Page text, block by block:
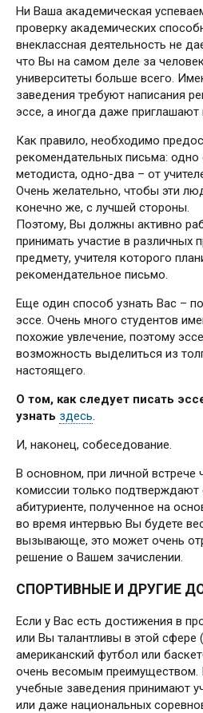
Ни Ваша академическая
проверку академических
внеклассная деятельность не
что Вы на самом деле за
университеты больше всего.
заведения требуют написания
эссе, а иногда даже приглашают
Как правило, необходимо
рекомендательных письма: одно
методиста, одно-два – от
Очень желательно, чтобы эти
конечно же, с лучшей стороны.
Поэтому, Вы должны активно
принимать участие в различных
предмету, учителя которого
рекомендательное письмо.
Еще один способ узнать Вас –
эссе. Очень много студентов
похожие увлечение, поэтому
возможность выделиться из
настоящего.
О том, как следует писать
узнать здесь.
И, наконец, собеседование.
В основном, при личной встрече
комиссии только подтверждают
абитуриенте, полученное на
во время интервью Вы будете
вызывающе, это может очень
решение о Вашем зачислении.
СПОРТИВНЫЕ И ДРУГИЕ
Если у Вас есть достижения в
или Вы талантливы в этой сфере
американский футбол или
очень весомым преимуществом.
учебные заведения принимают
или даже национальных